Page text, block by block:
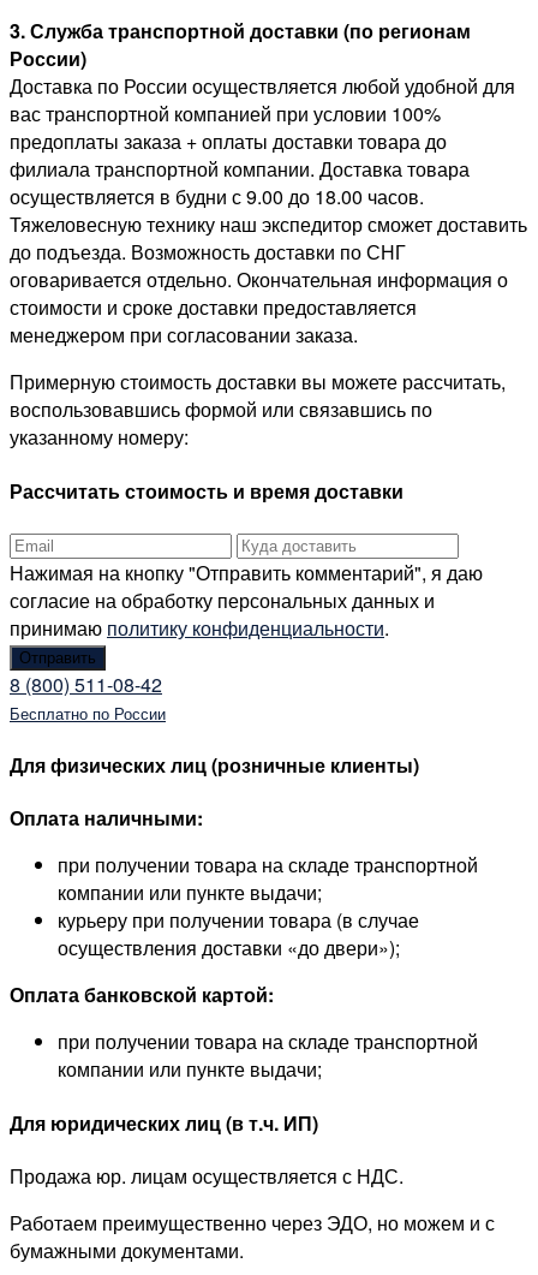
3. Служба транспортной доставки (по регионам
России)
Доставка по России осуществляется любой удобной для
вас транспортной компанией при условии 100%
предоплаты заказа + оплаты доставки товара до
филиала транспортной компании. Доставка товара
осуществляется в будни с 9.00 до 18.00 часов.
Тяжеловесную технику наш экспедитор сможет доставить
до подъезда. Возможность доставки по СНГ
оговаривается отдельно. Окончательная информация о
стоимости и сроке доставки предоставляется
менеджером при согласовании заказа.
Примерную стоимость доставки вы можете рассчитать,
воспользовавшись формой или связавшись по
указанному номеру:
Рассчитать стоимость и время доставки
Нажимая на кнопку "Отправить комментарий", я даю
согласие на обработку персональных данных и
принимаю политику конфиденциальности.
8 (800) 511-08-42
Бесплатно по России
Для физических лиц (розничные клиенты)
Оплата наличными:
при получении товара на складе транспортной
компании или пункте выдачи;
курьеру при получении товара (в случае
осуществления доставки «до двери»);
Оплата банковской картой:
при получении товара на складе транспортной
компании или пункте выдачи;
Для юридических лиц (в т.ч. ИП)
Продажа юр. лицам осуществляется с НДС.
Работаем преимущественно через ЭДО, но можем и с
бумажными документами.